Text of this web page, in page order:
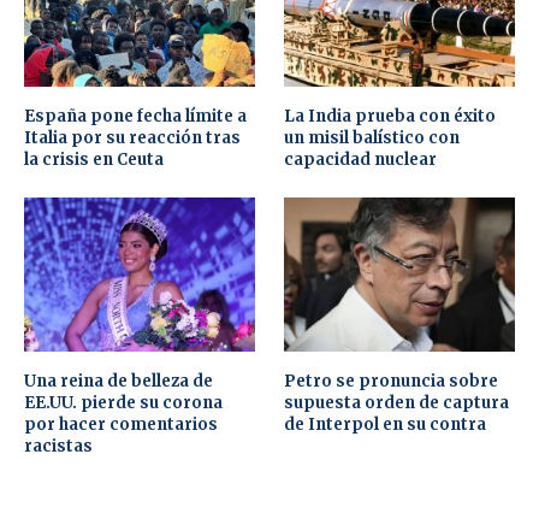
España pone fecha límite a
Italia por su reacción tras
la crisis en Ceuta
La India prueba con éxito
un misil balístico con
capacidad nuclear
Una reina de belleza de
EE.UU. pierde su corona
por hacer comentarios
racistas
Petro se pronuncia sobre
supuesta orden de captura
de Interpol en su contra